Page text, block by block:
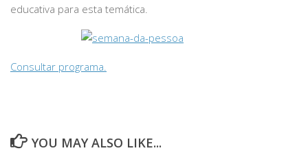
educativa para esta temática.
Consultar programa.
YOU MAY ALSO LIKE...